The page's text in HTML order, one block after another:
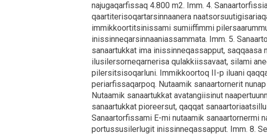
najugaqarfissaq 4.800 m2. Imm. 4.
qaartiterisoqartarsinnaanera
immikkoortitsinissami sumiiffimmi
inissinneqarsinnaaniassammata. Imm. 5.
sanaartukkat ima inissinneqassapput, saqqaasa
ilusilersorneqarnerisa qulakkiissavaat, silami
pilersitsisoqarluni. Immikkoortoq II-p iluani
periarfissaqarpoq. Nutaamik sanaartornerit
Nutaamik sanaartukkat avatangiisinut
sanaartukkat pioreersut, qaqqat
Sanaartorfissami E-mi nutaamik sanaartornermi
portussusilerlugit inissinneqassapput. Imm. 8.